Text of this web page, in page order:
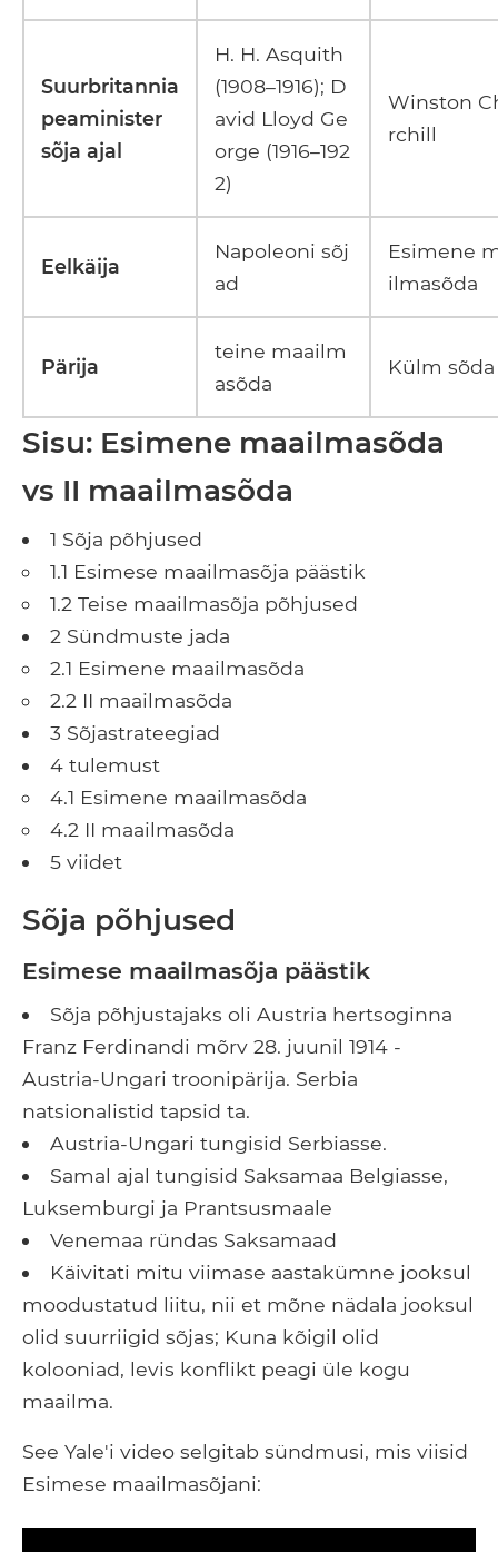
Suurbritannia
peaminister
sõja ajal
H. H. Asquith
(1908–1916); D
avid Lloyd Ge
orge (1916–192
2)
Winston
rchill
Eelkäija
Napoleoni sõj
ad
Esimene
ilmasõda
Pärija
teine ​​maailm
asõda
Külm sõda
Sisu: Esimene maailmasõda
vs II maailmasõda
1 Sõja põhjused
1.1 Esimese maailmasõja päästik
1.2 Teise maailmasõja põhjused
2 Sündmuste jada
2.1 Esimene maailmasõda
2.2 II maailmasõda
3 Sõjastrateegiad
4 tulemust
4.1 Esimene maailmasõda
4.2 II maailmasõda
5 viidet
Sõja põhjused
Esimese maailmasõja päästik
Sõja põhjustajaks oli Austria hertsoginna
Franz Ferdinandi mõrv 28. juunil 1914 -
Austria-Ungari troonipärija. Serbia
natsionalistid tapsid ta.
Austria-Ungari tungisid Serbiasse.
Samal ajal tungisid Saksamaa Belgiasse,
Luksemburgi ja Prantsusmaale
Venemaa ründas Saksamaad
Käivitati mitu viimase aastakümne jooksul
moodustatud liitu, nii et mõne nädala jooksul
olid suurriigid sõjas; Kuna kõigil olid
kolooniad, levis konflikt peagi üle kogu
maailma.
See Yale'i video selgitab sündmusi, mis viisid
Esimese maailmasõjani: